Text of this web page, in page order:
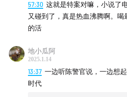
57:30 这就是特案对嘛，小说了
又碰到了，真是热血沸腾啊。
的活
地小瓜阿
2025.1.14
13:37 一边听陈警官说，一边想
时代